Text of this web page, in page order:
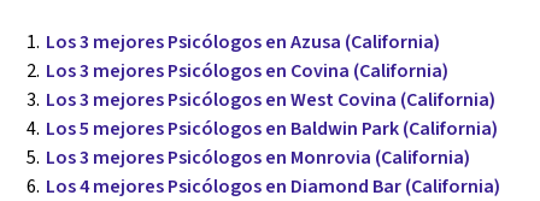
Los 3 mejores Psicólogos en Azusa (California)
Los 3 mejores Psicólogos en Covina (California)
Los 3 mejores Psicólogos en West Covina (California)
Los 5 mejores Psicólogos en Baldwin Park (California)
Los 3 mejores Psicólogos en Monrovia (California)
Los 4 mejores Psicólogos en Diamond Bar (California)